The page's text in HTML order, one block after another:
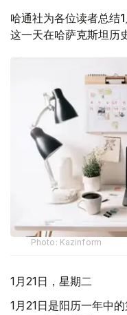
哈通社为各位读者总结
这一天在哈萨克斯坦历
Photo: Kazinform
1月21日，星期二
1月21日是阳历一年中